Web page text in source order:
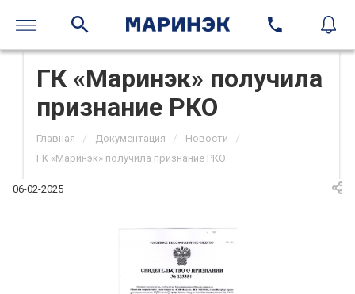
ГК «Маринэк» получила
признание РКО
Главная / Документация / Новости /
ГК «Маринэк» получила признание РКО
06-02-2025